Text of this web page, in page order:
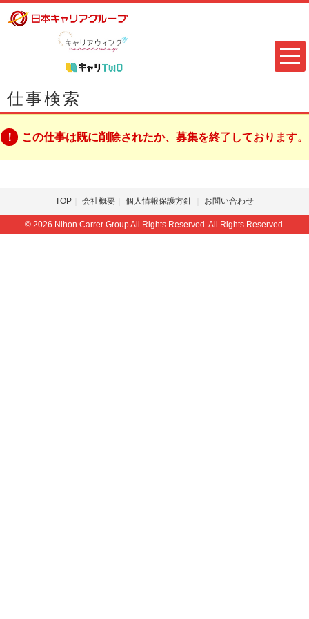
仕事検索
この仕事は既に削除されたか、募集を終了しております。
TOP 会社概要 個人情報保護方針 お問い合わせ
© 2026 Nihon Carrer Group All Rights Reserved. All Rights Reserved.